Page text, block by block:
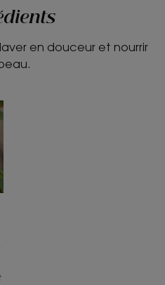
en douceur et nourrir